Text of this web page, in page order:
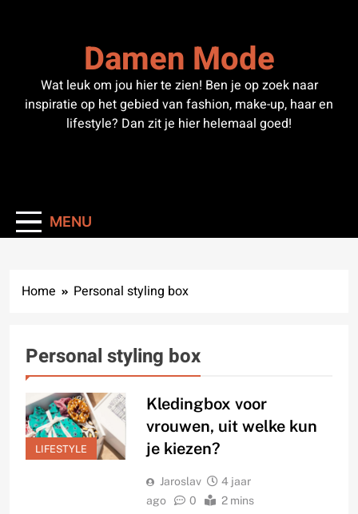
Damen Mode
Wat leuk om jou hier te zien! Ben je op zoek naar
inspiratie op het gebied van fashion, make-up, haar en
lifestyle? Dan zit je hier helemaal goed!
MENU
Home Personal styling box
Personal styling box
LIFESTYLE
Kledingbox voor
vrouwen, uit welke kun
je kiezen?
Jaroslav
4 jaar
ago
0 2 mins